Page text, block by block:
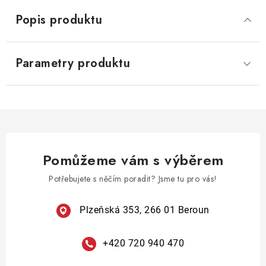
Popis produktu
Parametry produktu
Pomůžeme vám s výběrem
Potřebujete s něčím poradit? Jsme tu pro vás!
Plzeňská 353, 266 01 Beroun
+420 720 940 470